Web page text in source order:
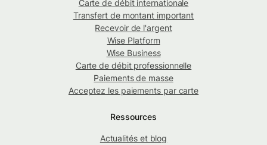
Carte de débit internationale
Transfert de montant important
Recevoir de l'argent
Wise Platform
Wise Business
Carte de débit professionnelle
Paiements de masse
Acceptez les paiements par carte
Ressources
Actualités et blog